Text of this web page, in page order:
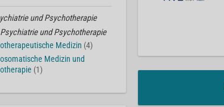
und Psychotherapie
Psychiatrie und Psychotherapie
Medizin (4)
Medizin und
(1)